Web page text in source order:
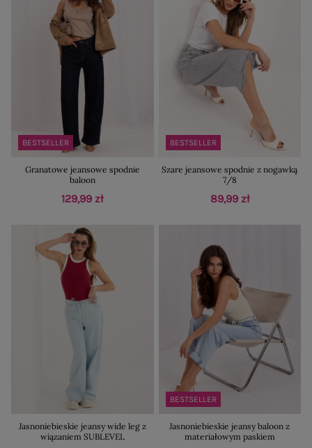
BESTSELLER
Granatowe jeansowe spodnie
baloon
129,99 zł
BESTSELLER
Szare jeansowe spodnie z nogawką
7/8
89,99 zł
Jasnoniebieskie jeansy wide leg z
wiązaniem SUBLEVEL
BESTSELLER
Jasnoniebieskie jeansy baloon z
materiałowym paskiem